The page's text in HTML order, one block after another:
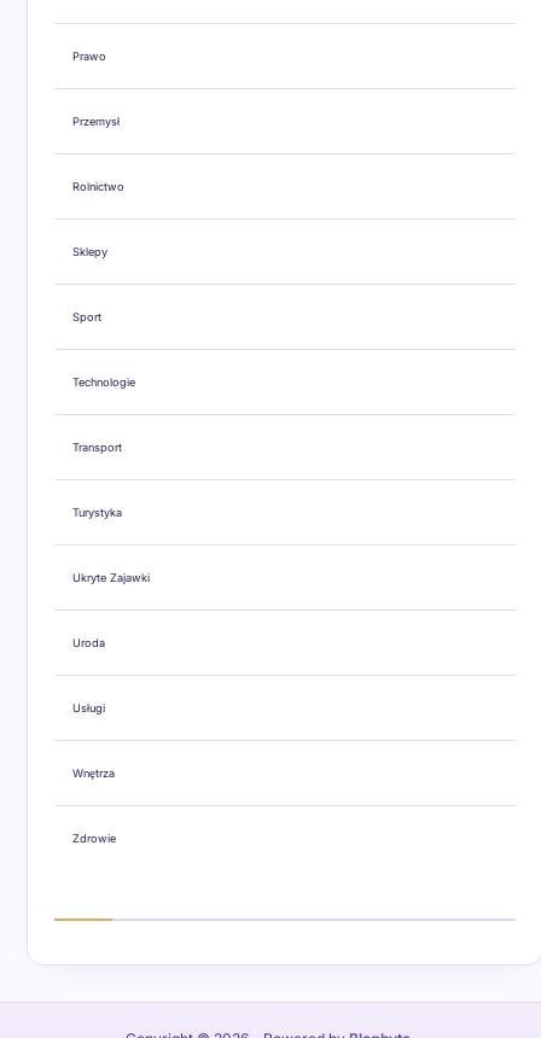
Prawo
Przemysł
Rolnictwo
Sklepy
Sport
Technologie
Transport
Turystyka
Ukryte Zajawki
Uroda
Usługi
Wnętrza
Zdrowie